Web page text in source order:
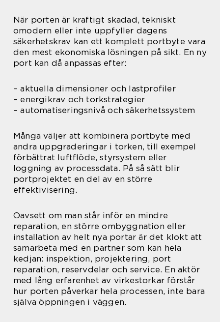
När porten är kraftigt skadad, tekniskt
omodern eller inte uppfyller dagens
säkerhetskrav kan ett komplett portbyte vara
den mest ekonomiska lösningen på sikt. En ny
port kan då anpassas efter:
– aktuella dimensioner och lastprofiler
– energikrav och torkstrategier
– automatiseringsnivå och säkerhetssystem
Många väljer att kombinera portbyte med
andra uppgraderingar i torken, till exempel
förbättrat luftflöde, styrsystem eller
loggning av processdata. På så sätt blir
portprojektet en del av en större
effektivisering.
Oavsett om man står inför en mindre
reparation, en större ombyggnation eller
installation av helt nya portar är det klokt att
samarbeta med en partner som kan hela
kedjan: inspektion, projektering, port
reparation, reservdelar och service. En aktör
med lång erfarenhet av virkestorkar förstår
hur porten påverkar hela processen, inte bara
själva öppningen i väggen.